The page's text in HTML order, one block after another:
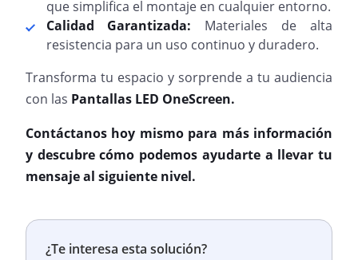
que simplifica el montaje en cualquier entorno.
Calidad Garantizada: Materiales de alta
resistencia para un uso continuo y duradero.
Transforma tu espacio y sorprende a tu audiencia
con las Pantallas LED OneScreen.
Contáctanos hoy mismo para más información
y descubre cómo podemos ayudarte a llevar tu
mensaje al siguiente nivel.
¿Te interesa esta solución?